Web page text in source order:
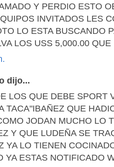
Y PERDIO ESTO
INVITADOS LES
LO ESTA BUSCANDO
LOS USS 5,000.00
dijo...
LOS QUE DEBE SPORT
TACA"IBAÑEZ QUE
JODAN MUCHO LO
Y QUE LUDEÑA SE
YA LO TIENEN
YA ESTAS NOTIFICADO